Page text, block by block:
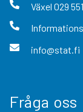
Växel 029
info@stat.fi
Fråga oss